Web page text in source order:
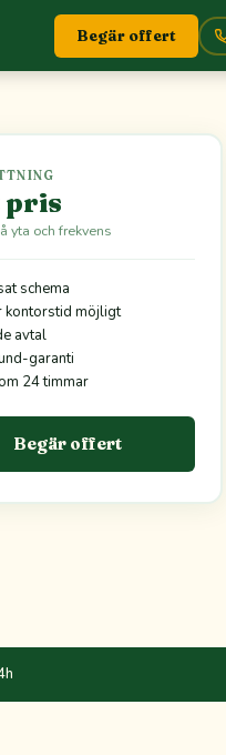
Begär offert
pris
yta och frekvens
schema
kontorstid möjligt
avtal
garanti
24 timmar
Begär offert